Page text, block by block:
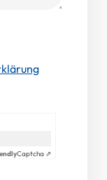
Captcha ⇗